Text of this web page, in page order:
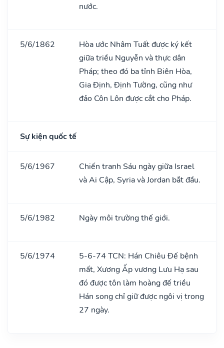
nước.
5/6/1862
Hòa ước Nhâm Tuất được ký kết
giữa triều Nguyễn và thực dân
Pháp; theo đó ba tỉnh Biên Hòa,
Gia Định, Định Tường, cũng như
đảo Côn Lôn được cắt cho Pháp.
Sự kiện quốc tế
5/6/1967
Chiến tranh Sáu ngày giữa Israel
và Ai Cập, Syria và Jordan bắt đầu.
5/6/1982 Ngày môi trường thế giới.
5/6/1974
5-6-74 TCN: Hán Chiêu Đế bệnh
mất, Xương Ấp vương Lưu Hạ sau
đó được tôn làm hoàng đế triều
Hán song chỉ giữ được ngôi vị trong
27 ngày.